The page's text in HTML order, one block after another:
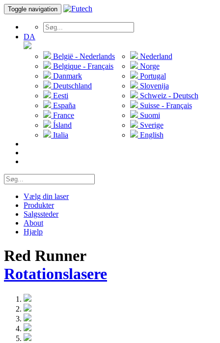
Toggle navigation
DA
België - Nederlands
Belgique - Français
Danmark
Deutschland
Eesti
España
France
Ísland
Italia
Nederland
Norge
Portugal
Slovenija
Schweiz - Deutsch
Suisse - Français
Suomi
Sverige
English
Vælg din laser
Produkter
Salgssteder
About
Hjælp
Red Runner
Rotationslasere